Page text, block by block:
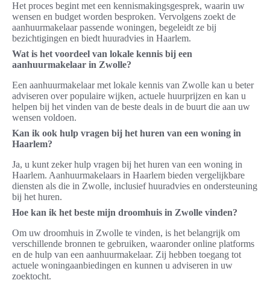
Het proces begint met een kennismakingsgesprek, waarin uw
wensen en budget worden besproken. Vervolgens zoekt de
aanhuurmakelaar passende woningen, begeleidt ze bij
bezichtigingen en biedt huuradvies in Haarlem.
Wat is het voordeel van lokale kennis bij een
aanhuurmakelaar in Zwolle?
Een aanhuurmakelaar met lokale kennis van Zwolle kan u beter
adviseren over populaire wijken, actuele huurprijzen en kan u
helpen bij het vinden van de beste deals in de buurt die aan uw
wensen voldoen.
Kan ik ook hulp vragen bij het huren van een woning in
Haarlem?
Ja, u kunt zeker hulp vragen bij het huren van een woning in
Haarlem. Aanhuurmakelaars in Haarlem bieden vergelijkbare
diensten als die in Zwolle, inclusief huuradvies en ondersteuning
bij het huren.
Hoe kan ik het beste mijn droomhuis in Zwolle vinden?
Om uw droomhuis in Zwolle te vinden, is het belangrijk om
verschillende bronnen te gebruiken, waaronder online platforms
en de hulp van een aanhuurmakelaar. Zij hebben toegang tot
actuele woningaanbiedingen en kunnen u adviseren in uw
zoektocht.